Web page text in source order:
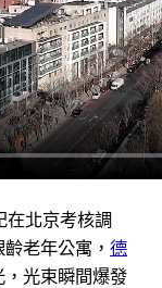
在北京考核調
老年公寓， 德
光束瞬間爆發